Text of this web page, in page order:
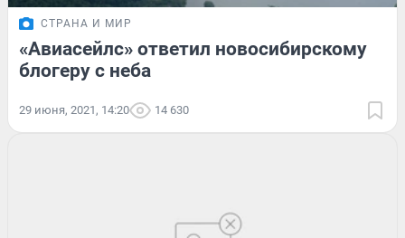
СТРАНА И МИР
«Авиасейлс» ответил новосибирскому
блогеру с неба
29 июня, 2021, 14:20 14 630